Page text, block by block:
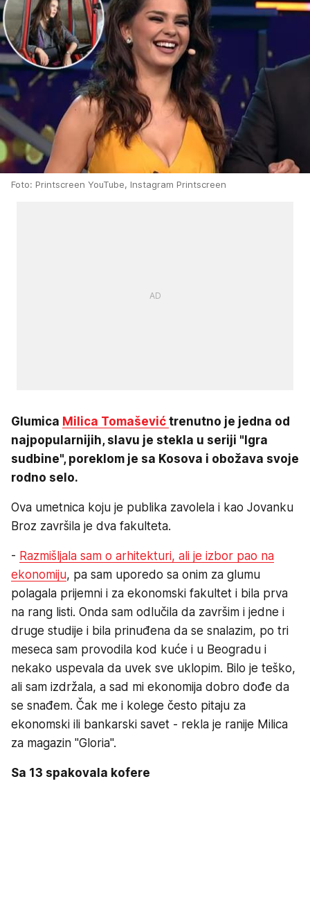
Foto: Printscreen YouTube, Instagram Printscreen
Glumica Milica Tomašević trenutno je jedna od
najpopularnijih, slavu je stekla u seriji "Igra
sudbine", poreklom je sa Kosova i obožava svoje
rodno selo.
Ova umetnica koju je publika zavolela i kao Jovanku
Broz završila je dva fakulteta.
- Razmišljala sam o arhitekturi, ali je izbor pao na
ekonomiju, pa sam uporedo sa onim za glumu
polagala prijemni i za ekonomski fakultet i bila prva
na rang listi. Onda sam odlučila da završim i jedne i
druge studije i bila prinuđena da se snalazim, po tri
meseca sam provodila kod kuće i u Beogradu i
nekako uspevala da uvek sve uklopim. Bilo je teško,
ali sam izdržala, a sad mi ekonomija dobro dođe da
se snađem. Čak me i kolege često pitaju za
ekonomski ili bankarski savet - rekla je ranije Milica
za magazin "Gloria".
Sa 13 spakovala kofere